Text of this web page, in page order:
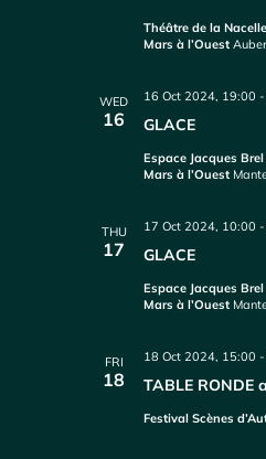
Théâtre de la
Mars à l’Ouest
WED
16 GLACE
16 Oct 2024, 19:00
Espace Jacques
Mars à l’Ouest
THU
17 GLACE
17 Oct 2024, 10:00 -
Espace Jacques
Mars à l’Ouest
FRI
18 TABLE RONDE
18 Oct 2024, 15:00 -
Festival Scènes